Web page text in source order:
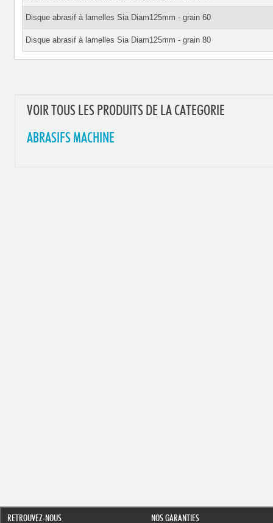
Disque abrasif à lamelles Sia Diam125mm - grain 60
Disque abrasif à lamelles Sia Diam125mm - grain 80
VOIR TOUS LES PRODUITS DE LA CATEGORIE
ABRASIFS MACHINE
RETROUVEZ-NOUS NOS GARANTIES